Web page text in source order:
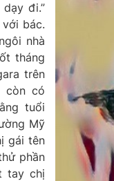
đi.”
bác.
nhà
tháng
trên
còn có
tuổi
Mỹ
gái tên
phần
tay chị